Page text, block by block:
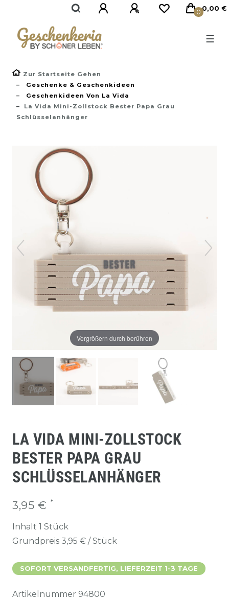
0 0,00 €
☰
Zur Startseite Gehen
Geschenke & Geschenkideen
Geschenkideen Von La Vida
La Vida Mini-Zollstock Bester Papa Grau
Schlüsselanhänger
Vergrößern durch berühren
LA VIDA MINI-ZOLLSTOCK
BESTER PAPA GRAU
SCHLÜSSELANHÄNGER
3,95 € *
Inhalt 1 Stück
Grundpreis 3,95 € / Stück
SOFORT VERSANDFERTIG, LIEFERZEIT 1-3 TAGE
Artikelnummer 94800